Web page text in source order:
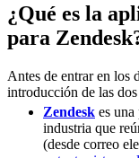
¿Qué es la
para
Antes de entrar en los
introducción de las
Zendesk es
industria que
(desde correo